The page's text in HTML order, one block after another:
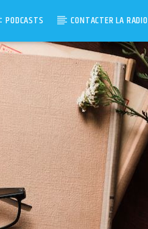
PODCASTS CONTACTER LA RADIO